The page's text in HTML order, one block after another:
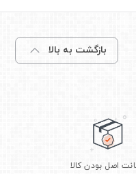
بازگشت به بالا
اصل بودن کالا